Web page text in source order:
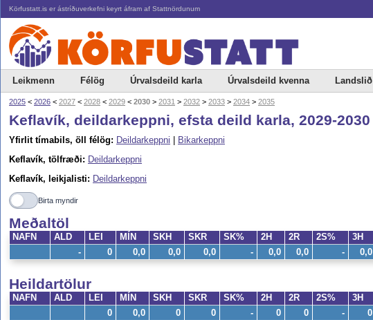
Körfustatt.is er ástríðuverkefni keyrt áfram af Stattnördunum
Leikmenn Félög Úrvalsdeild karla Úrvalsdeild kvenna Landslið
2025 < 2026 < 2027 < 2028 < 2029 < 2030 > 2031 > 2032 > 2033 > 2034 > 2035
Keflavík, deildarkeppni, efsta deild karla, 2029-2030
Yfirlit tímabils, öll félög: Deildarkeppni
Bikarkeppni
Keflavík, tölfræði: Deildarkeppni
Keflavík, leikjalisti: Deildarkeppni
Birta myndir
Heildartölur
NAFN ALD LEI MÍN SKH SKR SK% 2H 2R 2S% 3H
0 0,0 0 0 - 0 0 - 0
Meðaltöl
NAFN ALD LEI MÍN SKH SKR SK% 2H 2R 2S% 3H
- 0 0,0 0,0 0,0 - 0,0 0,0 - 0,0